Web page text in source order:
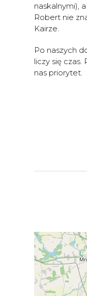
naskalnymi),
Robert nie
Kairze.
Po naszych
liczy się
nas priorytet.